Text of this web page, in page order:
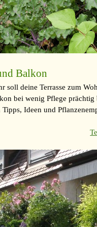
Balkon
soll deine Terrasse zum
bei wenig Pflege prächtig
Tipps, Ideen und